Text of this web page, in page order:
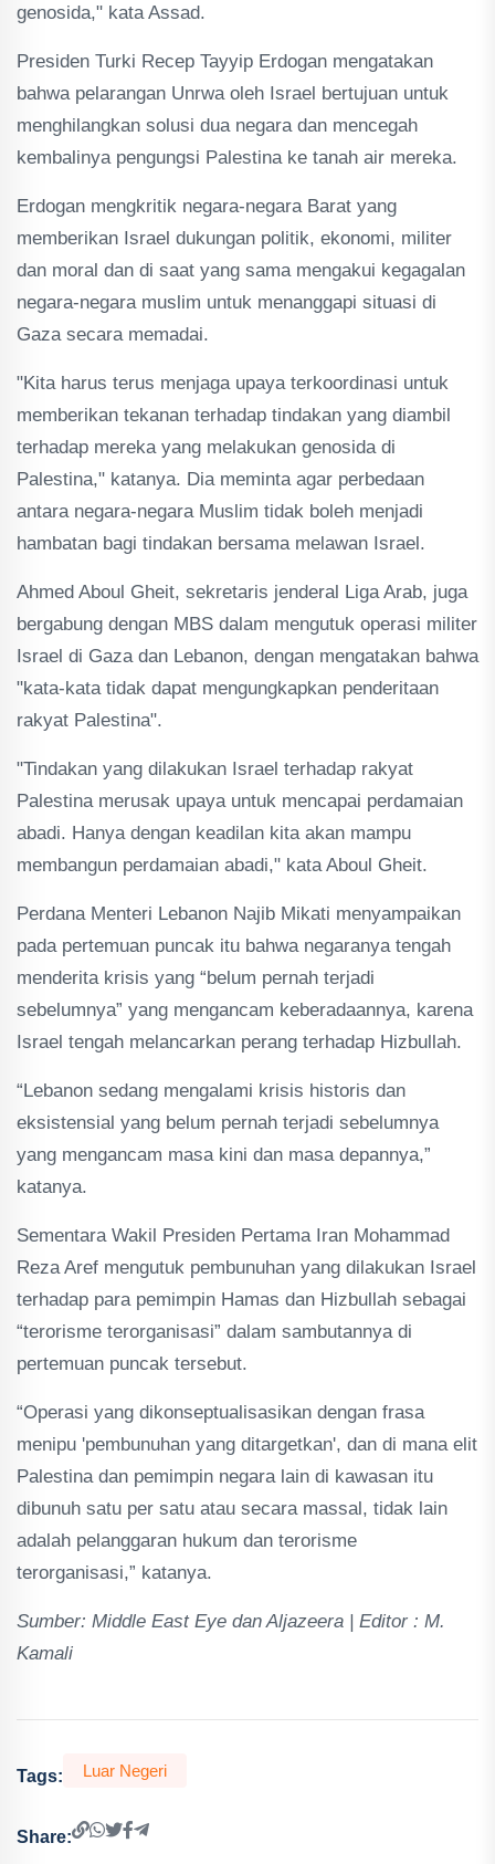
genosida," kata Assad.
Presiden Turki Recep Tayyip Erdogan mengatakan
bahwa pelarangan Unrwa oleh Israel bertujuan untuk
menghilangkan solusi dua negara dan mencegah
kembalinya pengungsi Palestina ke tanah air mereka.
Erdogan mengkritik negara-negara Barat yang
memberikan Israel dukungan politik, ekonomi, militer
dan moral dan di saat yang sama mengakui kegagalan
negara-negara muslim untuk menanggapi situasi di
Gaza secara memadai.
"Kita harus terus menjaga upaya terkoordinasi untuk
memberikan tekanan terhadap tindakan yang diambil
terhadap mereka yang melakukan genosida di
Palestina," katanya. Dia meminta agar perbedaan
antara negara-negara Muslim tidak boleh menjadi
hambatan bagi tindakan bersama melawan Israel.
Ahmed Aboul Gheit, sekretaris jenderal Liga Arab, juga
bergabung dengan MBS dalam mengutuk operasi militer
Israel di Gaza dan Lebanon, dengan mengatakan bahwa
"kata-kata tidak dapat mengungkapkan penderitaan
rakyat Palestina".
"Tindakan yang dilakukan Israel terhadap rakyat
Palestina merusak upaya untuk mencapai perdamaian
abadi. Hanya dengan keadilan kita akan mampu
membangun perdamaian abadi," kata Aboul Gheit.
Perdana Menteri Lebanon Najib Mikati menyampaikan
pada pertemuan puncak itu bahwa negaranya tengah
menderita krisis yang “belum pernah terjadi
sebelumnya” yang mengancam keberadaannya, karena
Israel tengah melancarkan perang terhadap Hizbullah.
“Lebanon sedang mengalami krisis historis dan
eksistensial yang belum pernah terjadi sebelumnya
yang mengancam masa kini dan masa depannya,”
katanya.
Sementara Wakil Presiden Pertama Iran Mohammad
Reza Aref mengutuk pembunuhan yang dilakukan Israel
terhadap para pemimpin Hamas dan Hizbullah sebagai
“terorisme terorganisasi” dalam sambutannya di
pertemuan puncak tersebut.
“Operasi yang dikonseptualisasikan dengan frasa
menipu 'pembunuhan yang ditargetkan', dan di mana elit
Palestina dan pemimpin negara lain di kawasan itu
dibunuh satu per satu atau secara massal, tidak lain
adalah pelanggaran hukum dan terorisme
terorganisasi,” katanya.
Sumber: Middle East Eye dan Aljazeera | Editor : M.
Kamali
Tags: Luar Negeri
Share: